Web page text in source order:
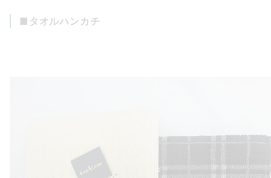
■タオルハンカチ